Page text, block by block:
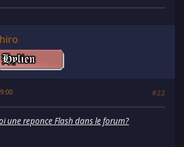
#22
une reponce Flash dans le forum?